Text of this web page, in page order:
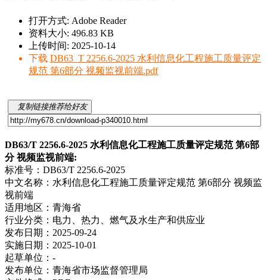
打开方式: Adobe Reader
资料大小: 496.83 KB
上传时间: 2025-10-14
下载 DB63_T 2256.6-2025 水利信息化工程施工质量评定
规范 第6部分 视频监视前端.pdf
复制链接推荐给好友
DB63/T 2256.6-2025 水利信息化工程施工质量评定规范 第6部
分 视频监视前端:
标准号： DB63/T 2256.6-2025
中文名称： 水利信息化工程施工质量评定规范 第6部分 视频监
视前端
适用地区： 青海省
行业分类： 电力、热力、燃气及水生产和供应业
发布日期： 2025-09-24
实施日期： 2025-10-01
起草单位： -
发布单位： 青海省市场监督管理局